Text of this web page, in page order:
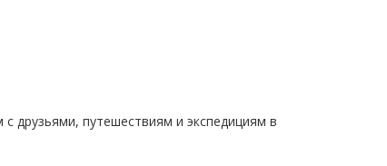
друзьями, путешествиям и экспедициям в